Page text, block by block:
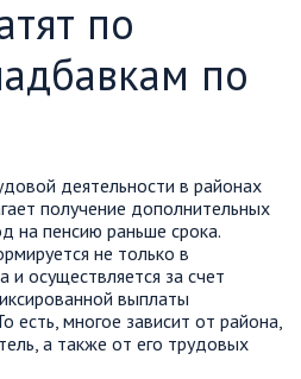
по
по
деятельности в районах
получение дополнительных
на пенсию раньше срока.
не только в
и осуществляется за счет
выплаты
есть, многое зависит от района,
а также от его трудовых